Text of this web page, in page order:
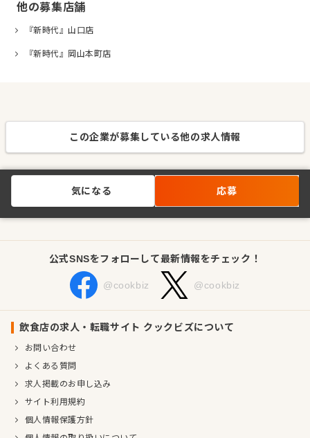
他の募集店舗
『新時代』山口店
『新時代』岡山本町店
この企業が募集している他の求人情報
気になる 応募
公式SNSをフォローして最新情報をチェック！
@cookbiz @cookbiz
飲食店の求人・転職サイト クックビズについて
お問い合わせ
よくある質問
求人掲載のお申し込み
サイト利用規約
個人情報保護方針